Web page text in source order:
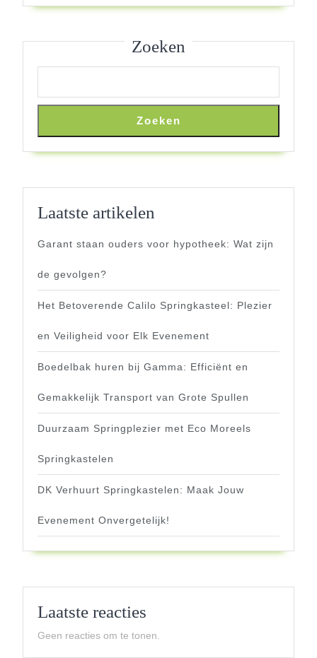
Zoeken
Zoeken
Laatste artikelen
Garant staan ouders voor hypotheek: Wat zijn
de gevolgen?
Het Betoverende Calilo Springkasteel: Plezier
en Veiligheid voor Elk Evenement
Boedelbak huren bij Gamma: Efficiënt en
Gemakkelijk Transport van Grote Spullen
Duurzaam Springplezier met Eco Moreels
Springkastelen
DK Verhuurt Springkastelen: Maak Jouw
Evenement Onvergetelijk!
Laatste reacties
Geen reacties om te tonen.